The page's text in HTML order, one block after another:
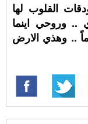
القلوب لها
وروحي اينما
.. وهذي الارض